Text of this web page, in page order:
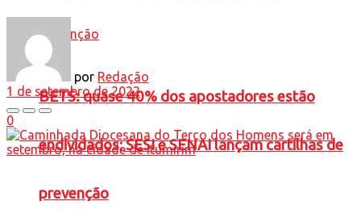
BETS: quase 40% dos apostadores estão
endividados; SESI e SENAI lançam cartilhas de
prevenção
por Redação
1 de setembro de 2022
0